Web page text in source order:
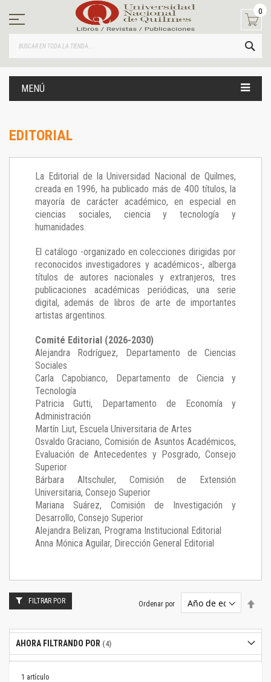
contenido
0
MENÚ
EDITORIAL
La Editorial de la Universidad Nacional de Quilmes,
creada en 1996, ha publicado más de 400 títulos, la
mayoría de carácter académico, en especial en
ciencias sociales, ciencia y tecnología y
humanidades.
El catálogo -organizado en colecciones dirigidas por
reconocidos investigadores y académicos-, alberga
títulos de autores nacionales y extranjeros, tres
publicaciones académicas periódicas, una serie
digital, además de libros de arte de importantes
artistas argentinos.
Comité Editorial (2026-2030)
Alejandra Rodríguez, Departamento de Ciencias
Sociales
Carla Capobianco, Departamento de Ciencia y
Tecnología
Patricia Gutti, Departamento de Economía y
Administración
Martín Liut, Escuela Universitaria de Artes
Osvaldo Graciano, Comisión de Asuntos Académicos,
Evaluación de Antecedentes y Posgrado, Consejo
Superior
Bárbara Altschuler, Comisión de Extensión
Universitaria, Consejo Superior
Mariana Suárez, Comisión de Investigación y
Desarrollo, Consejo Superior
Alejandra Belizan, Programa Institucional Editorial
Anna Mónica Aguilar, Dirección General Editorial
1 artículo
Ordenar por
FILTRAR POR
AHORA FILTRANDO POR